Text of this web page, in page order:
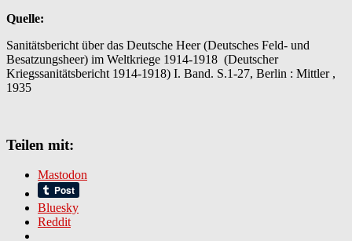
Quelle:
Sanitätsbericht über das Deutsche Heer (Deutsches Feld- und
Besatzungsheer) im Weltkriege 1914-1918 (Deutscher
Kriegssanitätsbericht 1914-1918) I. Band. S.1-27, Berlin : Mittler ,
1935
Teilen mit:
Mastodon
Bluesky
Reddit